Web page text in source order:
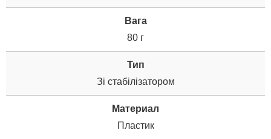
Вага
80 г
Тип
Зі cтабілізатором
Материал
Пластик